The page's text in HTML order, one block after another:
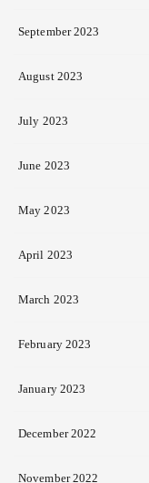
September 2023
August 2023
July 2023
June 2023
May 2023
April 2023
March 2023
February 2023
January 2023
December 2022
November 2022